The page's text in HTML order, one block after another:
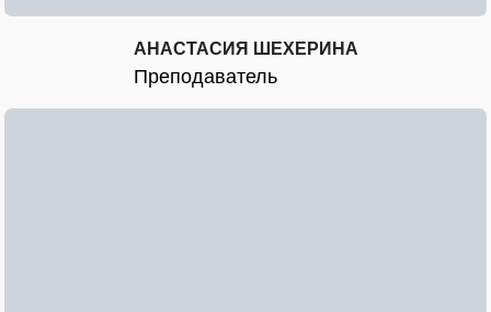
АНАСТАСИЯ ШЕХЕРИНА
Преподаватель